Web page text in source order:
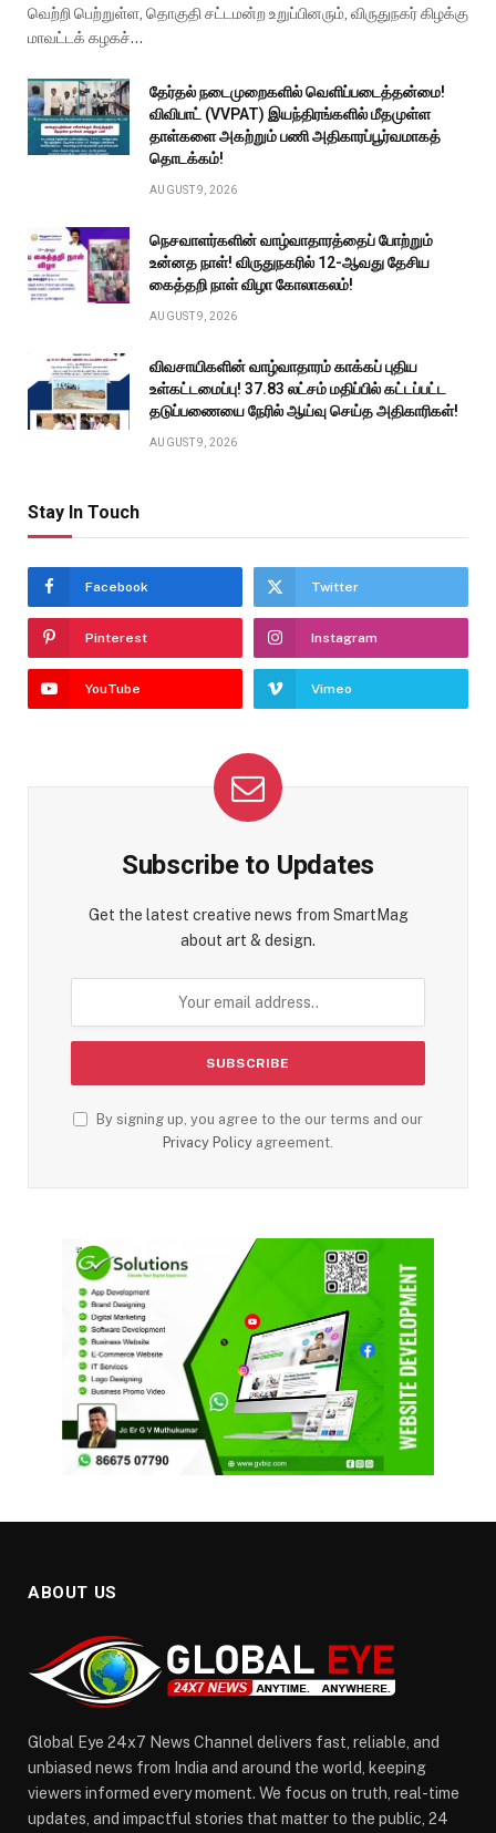
வெற்றி பெற்றுள்ள, தொகுதி சட்டமன்ற உறுப்பினரும், விருதுநகர் கிழக்கு
மாவட்டக் கழகச்…
தேர்தல் நடைமுறைகளில் வெளிப்படைத்தன்மை!
விவிபாட் (VVPAT) இயந்திரங்களில் மீதமுள்ள
தாள்களை அகற்றும் பணி அதிகாரப்பூர்வமாகத்
தொடக்கம்!
AUGUST 9, 2026
நெசவாளர்களின் வாழ்வாதாரத்தைப் போற்றும்
உன்னத நாள்! விருதுநகரில் 12-ஆவது தேசிய
கைத்தறி நாள் விழா கோலாகலம்!
AUGUST 9, 2026
விவசாயிகளின் வாழ்வாதாரம் காக்கப் புதிய
உள்கட்டமைப்பு! ₹37.83 லட்சம் மதிப்பில் கட்டப்பட்ட
தடுப்பணையை நேரில் ஆய்வு செய்த அதிகாரிகள்!
AUGUST 9, 2026
Stay In Touch
Facebook Twitter
Pinterest Instagram
YouTube Vimeo
Subscribe to Updates
Get the latest creative news from SmartMag
about art & design.
By signing up, you agree to the our terms and our
Privacy Policy agreement.
ABOUT US
Global Eye 24x7 News Channel delivers fast, reliable, and
unbiased news from India and around the world, keeping
viewers informed every moment. We focus on truth, real-time
updates, and impactful stories that matter to the public, 24